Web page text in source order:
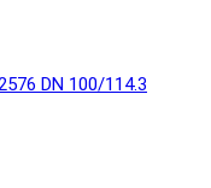
DN 100/114.3